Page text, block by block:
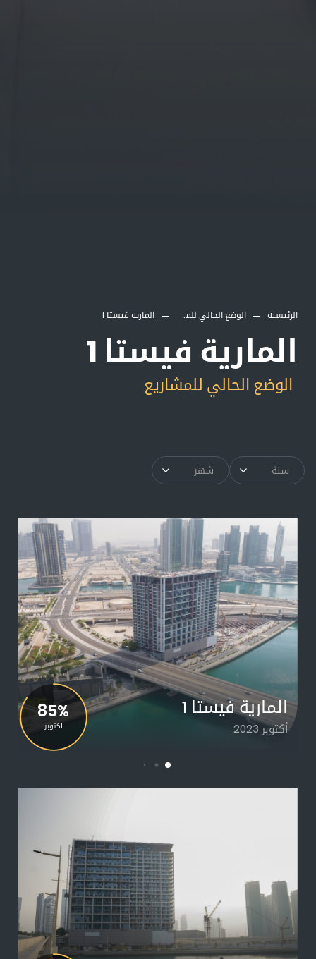
الرئيسية الوضع الحالي للمشاريع المارية فيستا 1
المارية فيستا 1
الوضع الحالي للمشاريع
سنة ▾ شهر ▾
المارية فيستا 1
أكتوبر 2023
85%
اكتوبر